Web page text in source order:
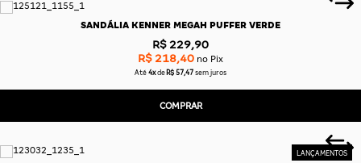
SANDÁLIA KENNER MEGAH PUFFER VERDE
R$ 229,90
R$ 218,40 no Pix
Até 4x de R$ 57,47 sem juros
COMPRAR